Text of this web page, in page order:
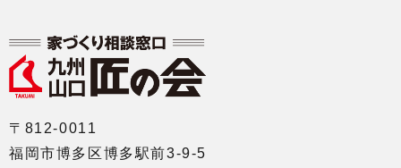
〒812-0011
福岡市博多区博多駅前3-9-5